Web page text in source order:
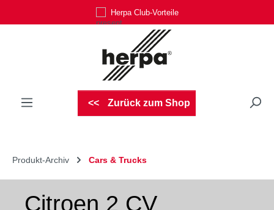
Zum Hauptinhalt springenHerpa Club-Vorteile
Zurück zum Shop
Produkt-Archiv Cars & Trucks
Citroen 2 CV